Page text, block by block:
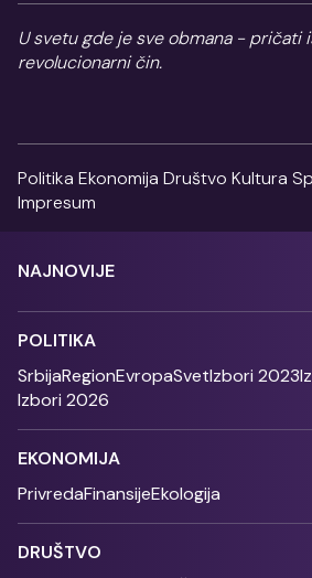
U svetu gde je sve obmana - pričati
revolucionarni čin.
Politika Ekonomija Društvo Kultura
Impresum
NAJNOVIJE
POLITIKA
SrbijaRegionEvropaSvetIzbori 2023
Izbori 2026
EKONOMIJA
PrivredaFinansijeEkologija
DRUŠTVO